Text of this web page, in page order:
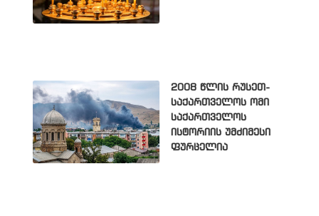
2008 წლის რუსეთ-
საქართველოს ომი
საქართველოს
ისტორიის უმძიმესი
ფურცელია